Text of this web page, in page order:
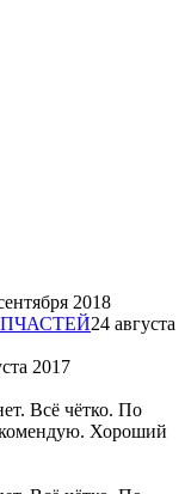
2018
24 августа
2017
Всё чётко. По
Хороший